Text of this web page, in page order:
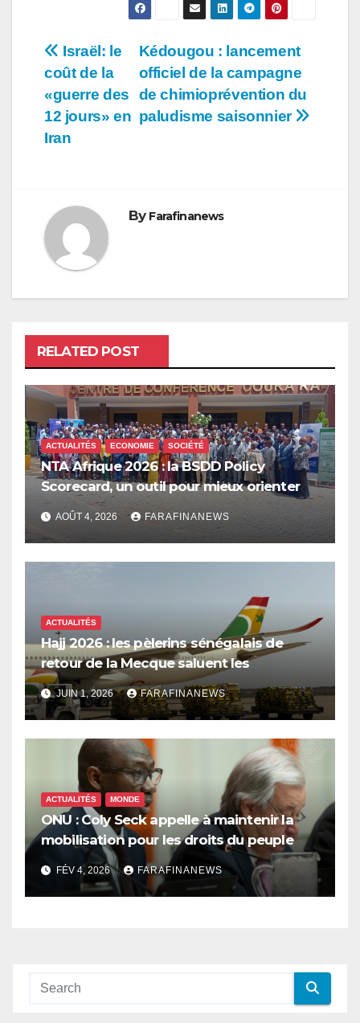
Navigation
de
l’article
Kédougou : lancement
officiel de la campagne
de chimioprévention du
paludisme saisonnier
Israël: le
coût de la
«guerre des
12 jours» en
Iran
By Farafinanews
RELATED POST
ACTUALITÉS ECONOMIE SOCIÉTÉ
NTA Afrique 2026 : la BSDD Policy
Scorecard, un outil pour mieux orienter
les dépenses publiques
AOÛT 4, 2026 FARAFINANEWS
ACTUALITÉS
Hajj 2026 : les pèlerins sénégalais de
retour de la Mecque saluent les
innovations d’Air Sénégal SA
JUIN 1, 2026 FARAFINANEWS
ACTUALITÉS MONDE
ONU : Coly Seck appelle à maintenir la
mobilisation pour les droits du peuple
palestinien
FÉV 4, 2026 FARAFINANEWS